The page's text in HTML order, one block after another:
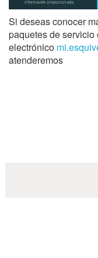
Si deseas conocer
paquetes de
electrónico
atenderemos